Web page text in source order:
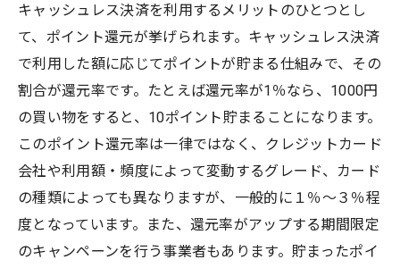
キャッシュレス決済を利用するメリットのひとつとし
て、ポイント還元が挙げられます。キャッシュレス決済
で利用した額に応じてポイントが貯まる仕組みで、その
割合が還元率です。たとえば還元率が1％なら、1000円
の買い物をすると、10ポイント貯まることになります。
このポイント還元率は一律ではなく、クレジットカード
会社や利用額・頻度によって変動するグレード、カード
の種類によっても異なりますが、一般的に１％〜３％程
度となっています。また、還元率がアップする期間限定
のキャンペーンを行う事業者もあります。貯まったポイ